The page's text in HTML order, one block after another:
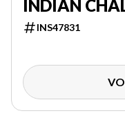
INDIAN
INS47831